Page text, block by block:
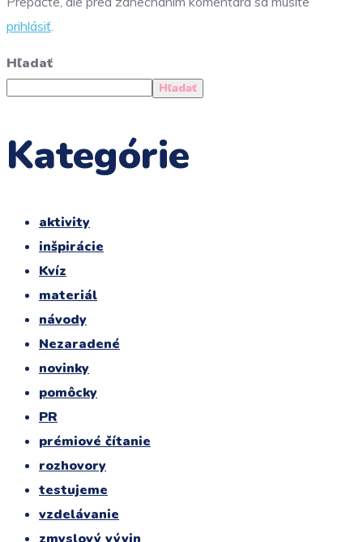
prihlásiť.
Hľadať
Hľadať
Kategórie
aktivity
inšpirácie
Kvíz
materiál
návody
Nezaradené
novinky
pomôcky
PR
prémiové čítanie
rozhovory
testujeme
vzdelávanie